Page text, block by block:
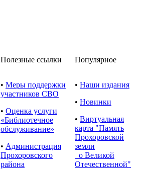
Полезные ссылки Популярное
• Меры поддержки
участников СВО
• Оценка услуги
«Библиотечное
обслуживание»
• Администрация
Прохоровского
района
• Наши издания
• Новинки
• Виртуальная
карта "Память
Прохоровской
земли
о Великой
Отечественной"